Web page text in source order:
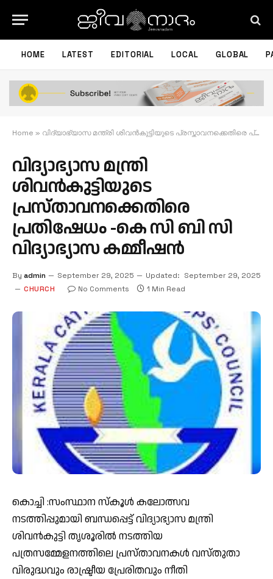
HOME LATEST EDITORIAL LOCAL GLOBAL
Home » വിദ്യാഭ്യാസ മന്ത്രി ശിവൻകുട്ടിയുടെ പ്രസ്താവനക്കെതിരെ പ്രതിഷേധം -കെ സി ബി സി വിദ്യാഭ്യാസ കമ്മീഷൻ
വിദ്യാഭ്യാസ മന്ത്രി
ശിവൻകുട്ടിയുടെ
പ്രസ്താവനക്കെതിരെ
പ്രതിഷേധം -കെ സി ബി സി
വിദ്യാഭ്യാസ കമ്മീഷൻ
By admin September 29, 2025 Updated: September 29, 2025
CHURCH
No Comments 1 Min Read
കൊച്ചി :സംസ്ഥാന സ്‌കൂൾ കലോത്സവ
നടത്തിപ്പുമായി ബന്ധപ്പെട്ട് വിദ്യാഭ്യാസ മന്ത്രി
ശിവൻകുട്ടി തൃശൂരിൽ നടത്തിയ
പത്രസമ്മേളനത്തിലെ പ്രസ്താവനകൾ വസ്തുതാ
വിരുദ്ധവും രാഷ്ട്രീയ പ്രേരിതവും നീതി